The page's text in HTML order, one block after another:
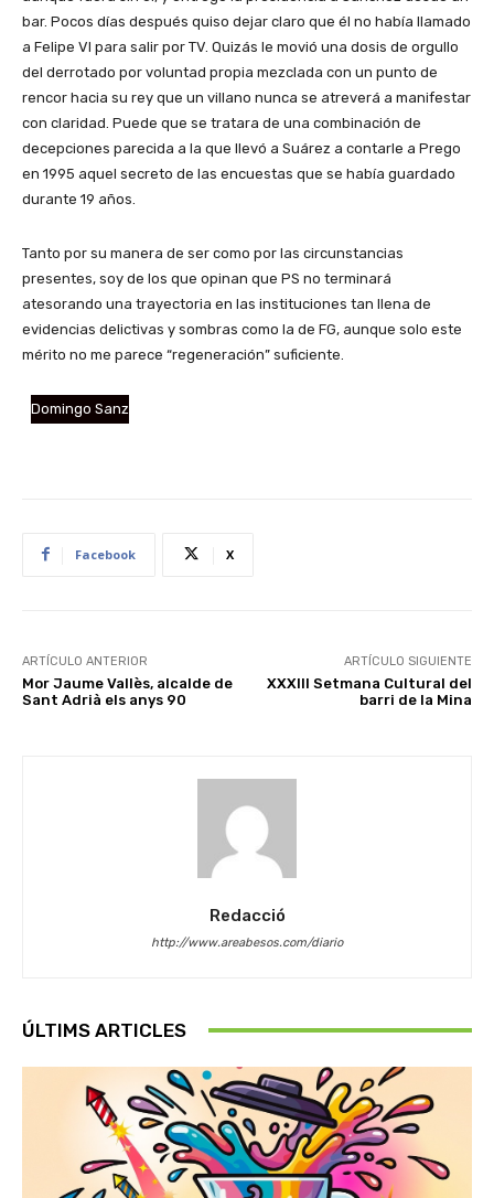
bar. Pocos días después quiso dejar claro que él no había llamado
a Felipe VI para salir por TV. Quizás le movió una dosis de orgullo
del derrotado por voluntad propia mezclada con un punto de
rencor hacia su rey que un villano nunca se atreverá a manifestar
con claridad. Puede que se tratara de una combinación de
decepciones parecida a la que llevó a Suárez a contarle a Prego
en 1995 aquel secreto de las encuestas que se había guardado
durante 19 años.
Tanto por su manera de ser como por las circunstancias
presentes, soy de los que opinan que PS no terminará
atesorando una trayectoria en las instituciones tan llena de
evidencias delictivas y sombras como la de FG, aunque solo este
mérito no me parece “regeneración” suficiente.
Domingo Sanz
Facebook X
ARTÍCULO ANTERIOR
Mor Jaume Vallès, alcalde de
Sant Adrià els anys 90
ARTÍCULO SIGUIENTE
XXXIII Setmana Cultural del
barri de la Mina
Redacció
http://www.areabesos.com/diario
ÚLTIMS ARTICLES